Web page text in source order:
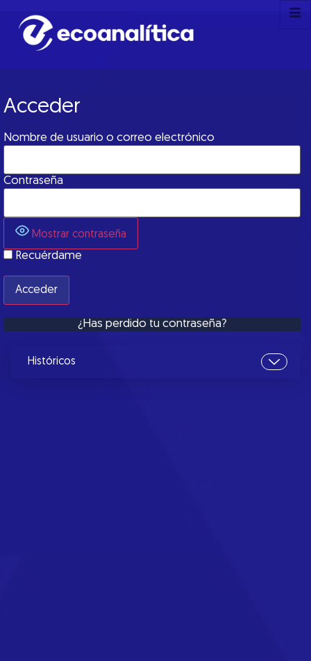
Acceder
Nombre de usuario o correo electrónico
Contraseña
Mostrar contraseña
Recuérdame
¿Has perdido tu contraseña?
Históricos